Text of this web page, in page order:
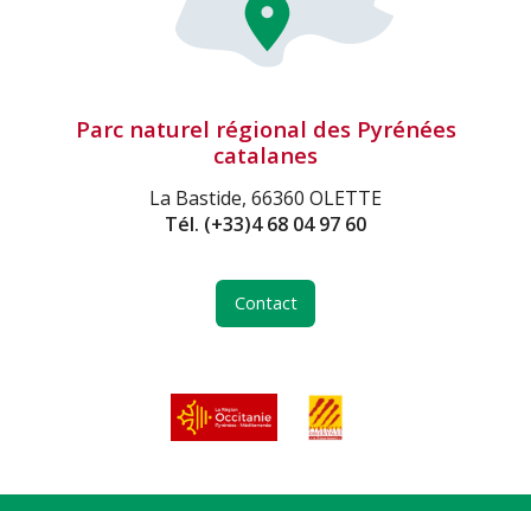
Parc naturel régional des Pyrénées
catalanes
La Bastide, 66360 OLETTE
Tél. (+33)4 68 04 97 60
Contact